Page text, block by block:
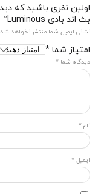
اولین نفری باشید که
بث اند بادی Luminous”
نشانی ایمیل شما منتشر نخواهد
امتیاز شما *
دیدگاه شما *
نام *
ایمیل *